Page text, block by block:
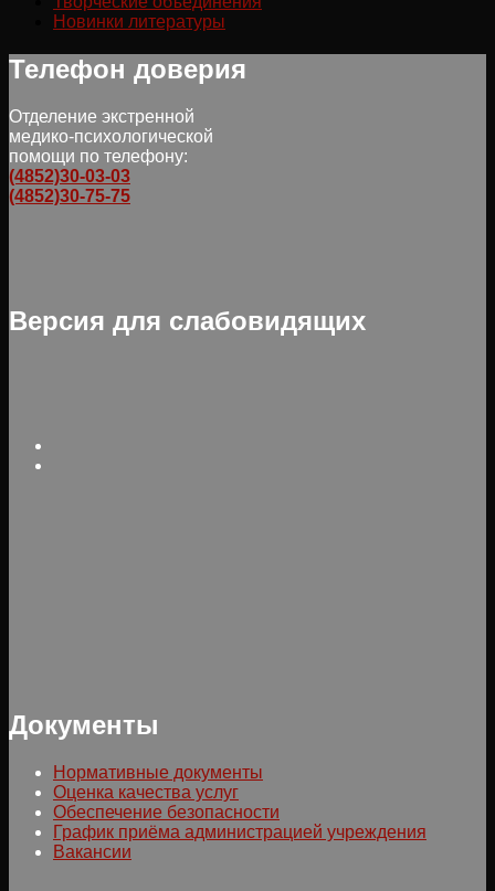
Новинки литературы
Телефон доверия
Отделение экстренной
медико-психологической
помощи по телефону:
(4852)30-03-03
(4852)30-75-75
Версия для слабовидящих
Документы
Нормативные документы
Оценка качества услуг
Обеспечение безопасности
График приёма администрацией учреждения
Вакансии